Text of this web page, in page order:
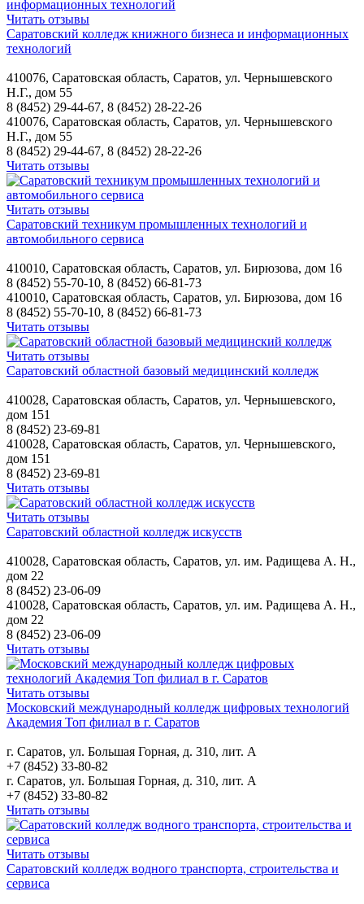
Читать отзывы
Саратовский колледж книжного бизнеса и информационных
технологий
410076, Саратовская область, Саратов, ул. Чернышевского
Н.Г., дом 55
8 (8452) 29-44-67, 8 (8452) 28-22-26
410076, Саратовская область, Саратов, ул. Чернышевского
Н.Г., дом 55
8 (8452) 29-44-67, 8 (8452) 28-22-26
Читать отзывы
Читать отзывы
Саратовский техникум промышленных технологий и
автомобильного сервиса
410010, Саратовская область, Саратов, ул. Бирюзова, дом 16
8 (8452) 55-70-10, 8 (8452) 66-81-73
410010, Саратовская область, Саратов, ул. Бирюзова, дом 16
8 (8452) 55-70-10, 8 (8452) 66-81-73
Читать отзывы
Читать отзывы
Саратовский областной базовый медицинский колледж
410028, Саратовская область, Саратов, ул. Чернышевского,
дом 151
8 (8452) 23-69-81
410028, Саратовская область, Саратов, ул. Чернышевского,
дом 151
8 (8452) 23-69-81
Читать отзывы
Читать отзывы
Саратовский областной колледж искусств
410028, Саратовская область, Саратов, ул. им. Радищева А. Н.,
дом 22
8 (8452) 23-06-09
410028, Саратовская область, Саратов, ул. им. Радищева А. Н.,
дом 22
8 (8452) 23-06-09
Читать отзывы
Читать отзывы
Московский международный колледж цифровых технологий
Академия Топ филиал в г. Саратов
г. Саратов, ул. Большая Горная, д. 310, лит. А
+7 (8452) 33-80-82
г. Саратов, ул. Большая Горная, д. 310, лит. А
+7 (8452) 33-80-82
Читать отзывы
Читать отзывы
Саратовский колледж водного транспорта, строительства и
сервиса